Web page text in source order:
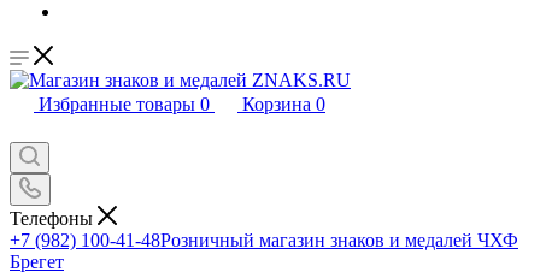
Избранные товары 0 Корзина 0
Телефоны
+7 (982) 100-41-48Розничный магазин знаков и медалей ЧХФ
Брегет